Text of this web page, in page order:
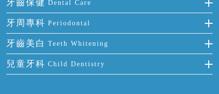
半口缺失
全口缺失
牙齒前突
牙齒稀疏
氟斑牙
四環素牙
活動假牙
牙貼面
智齒
根管治療
拔牙
牙痛
牙齒保健 Dental Care
正確刷牙
全國愛牙日
預防牙病
牙科通識
牙周專科 Periodontal
牙周炎
牙齦出血
牙齦炎
牙齒美白 Teeth Whitening
冷光美白
兒童牙科 Child Dentistry